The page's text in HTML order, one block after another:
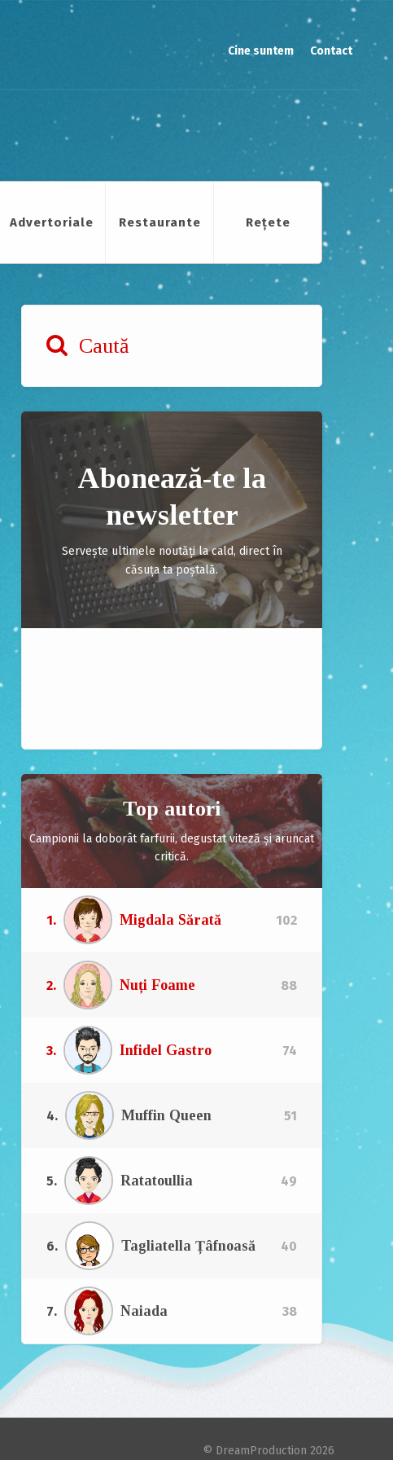
Cine suntem Contact
Advertoriale Restaurante Rețete
Abonează-te la
newsletter
Servește ultimele noutăți la cald, direct în
căsuța ta poștală.
Top autori
Campionii la doborât farfurii, degustat viteză și aruncat
critică.
1. Migdala Sărată 102
2. Nuți Foame 88
3. Infidel Gastro 74
4. Muffin Queen 51
5. Ratatoullia 49
6. Tagliatella Țâfnoasă 40
7. Naiada 38
© DreamProduction 2026